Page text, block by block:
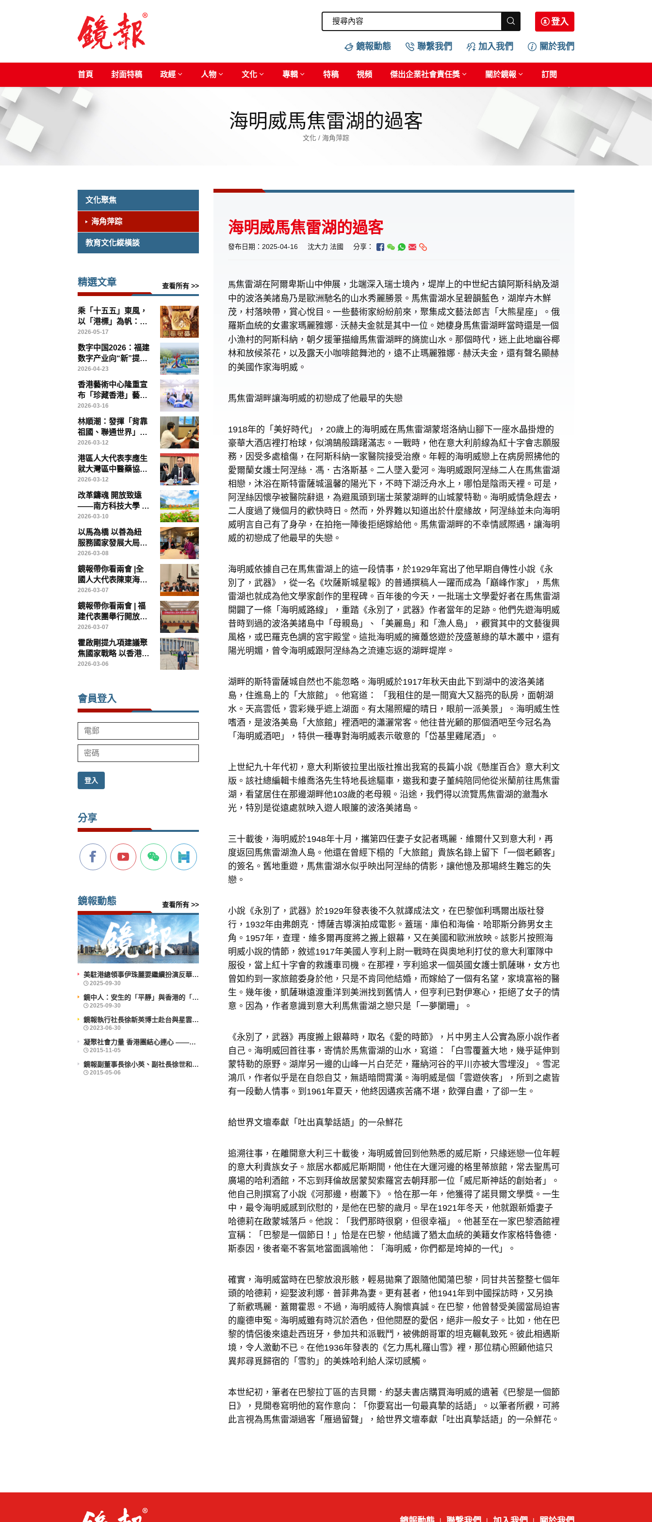
登入
鏡報動態 聯繫我們 加入我們 關於我們
首頁 封面特稿 政經 人物 文化 專輯 特稿 視頻 傑出企業社會責任獎 關於鏡報 訂閱
海明威馬焦雷湖的過客
文化 / 海角萍踪
文化聚焦
海角萍踪
教育文化縱橫談
精選文章 查看所有 >>
乘「十五五」東風，
以「港標」為帆：香
港如何引領中醫藥高
質量出海
2026-05-17
数字中国2026：福建
数字产业向“新”提
“质”——写在第九届
数字中国建设峰会召
开前夕
2026-04-23
香港藝術中心隆重宣
布「珍藏香港」藝術
博覽將於「藝術三
月」盛大登場
2026-03-16
林順潮：發揮「背靠
祖國、聯通世界」優
勢，香港醫療創新、
教育與醫療旅遊大有
可為
2026-03-12
港區人大代表李應生
就大灣區中醫藥協同
發展提出具體建議 倡
成立專責政策委員會
破解制度瓶頸
2026-03-12
改革鑄魂 開放致遠
——南方科技大學 中
國高等教育改革的範
本
2026-03-10
以馬為橋 以善為紐
服務國家發展大局
——香港鏡報專訪全
國政協常委、香港賽
馬會主席廖長江
2026-03-08
鏡報帶你看兩會 |全
國人大代表陳東海：
以台創園為載體，打
造兩岸農業融合發展
示範樣板
2026-03-07
鏡報帶你看兩會 | 福
建代表團舉行開放團
組會議
2026-03-07
霍啟剛提九項建議聚
焦國家戰略 以香港優
勢服務民航發展助力
2026-03-06
會員登入
登入
分享
鏡報動態 查看所有 >>
美駐港總領事伊珠麗要繼續扮演反華鷹派角色？
鏡中人：安生的「平靜」與香港的「前行」
鏡報執行社長徐新英博士赴台與星雲大師會晤
凝聚社會力量 香港團結心連心 ——企業社會責任活力香港成就動力研討會舉辦
鏡報副董事長徐小英、副社長徐世和博士出席義工活動
海明威馬焦雷湖的過客
發布日期：2025-04-16 沈大力 法國 分享：
馬焦雷湖在阿爾卑斯山中伸展，北端深入瑞士境內，堤岸上的中世紀古鎮阿斯科納及湖
中的波洛美諸島乃是歐洲馳名的山水秀麗勝景。馬焦雷湖水呈碧韻藍色，湖岸卉木鮮
茂，村落映帶，賞心悅目。一些藝術家紛紛前來，聚集成文藝法郎吉「大熊星座」。俄
羅斯血統的女畫家瑪麗雅娜 ． 沃赫夫金就是其中一位。她棲身馬焦雷湖畔當時還是一個
小漁村的阿斯科納，朝夕援筆描繪馬焦雷湖畔的旖旎山水。那個時代，迷上此地幽谷椰
林和放候茶花，以及露天小咖啡館舞池的，遠不止瑪麗雅娜 ． 赫沃夫金，還有聲名顯赫
的美國作家海明威。
馬焦雷湖畔讓海明威的初戀成了他最早的失戀
1918年的「美好時代」，20歲上的海明威在馬焦雷湖蒙塔洛納山腳下一座水晶掛燈的
豪華大酒店裡打枱球，似鴻鵠般躊躇滿志。一戰時，他在意大利前線為紅十字會志願服
務，因受多處槍傷，在阿斯科納一家醫院接受治療。年輕的海明威戀上在病房照拂他的
愛爾蘭女護士阿涅絲．馮．古洛斯基。二人墜入愛河。海明威跟阿涅絲二人在馬焦雷湖
相戀，沐浴在斯特雷薩城溫馨的陽光下，不時下湖泛舟水上，哪怕是陰雨天裡。可是，
阿涅絲因懷孕被醫院辭退，為避風頭到瑞士萊蒙湖畔的山城蒙特勒。海明威情急趕去，
二人度過了幾個月的歡快時日。然而，外界難以知道出於什麼緣故，阿涅絲並未向海明
威明言自己有了身孕，在拍拖一陣後拒絕嫁給他。馬焦雷湖畔的不幸情感際遇，讓海明
威的初戀成了他最早的失戀。
海明威依據自己在馬焦雷湖上的這一段情事，於1929年寫出了他早期自傳性小說《永
別了，武器》，從一名《坎薩斯城星報》的普通撰稿人一躍而成為「巔峰作家」，馬焦
雷湖也就成為他文學家創作的里程碑。百年後的今天，一批瑞士文學愛好者在馬焦雷湖
開闢了一條「海明威路線」，重踏《永別了，武器》作者當年的足跡。他們先遊海明威
昔時到過的波洛美諸島中「母親島」、「美麗島」和「漁人島」，觀賞其中的文藝復興
風格，或巴羅克色調的宮宇殿堂。這批海明威的擁躉悠遊於茂盛蔥綠的草木叢中，還有
陽光明媚，曾令海明威跟阿涅絲為之流連忘返的湖畔堤岸。
湖畔的斯特雷薩城自然也不能忽略。海明威於1917年秋天由此下到湖中的波洛美諸
島，住進島上的「大旅館」。他寫道： 「我租住的是一間寬大又豁亮的臥房，面朝湖
水。天高雲低，雲彩幾乎遮上湖面。有太陽照耀的晴日，眼前一派美景」。海明威生性
嗜酒，是波洛美島「大旅館」裡酒吧的瀟灑常客。他往昔光顧的那個酒吧至今冠名為
「海明威酒吧」，特供一種專對海明威表示敬意的「岱基里雞尾酒」。
上世紀九十年代初，意大利斯彼拉里出版社推出我寫的長篇小說《懸崖百合》意大利文
版。該社總編輯卡維喬洛先生特地長途驅車，邀我和妻子董純陪同他從米蘭前往馬焦雷
湖，看望居住在那邊湖畔他103歲的老母親。沿途，我們得以流覽馬焦雷湖的瀲灩水
光，特別是從遠處就映入遊人眼簾的波洛美諸島。
三十載後，海明威於1948年十月，攜第四任妻子女記者瑪麗．維爾什又到意大利，再
度返回馬焦雷湖漁人島。他還在曾經下榻的「大旅館」貴族名錄上留下「一個老顧客」
的簽名。舊地重遊，馬焦雷湖水似乎映出阿涅絲的倩影，讓他憶及那場終生難忘的失
戀。
小說《永別了，武器》於1929年發表後不久就譯成法文，在巴黎伽利瑪爾出版社發
行，1932年由弗朗克．博薩吉導演拍成電影。蓋瑞．庫伯和海倫．哈耶斯分飾男女主
角。1957年，查理．維多爾再度將之搬上銀幕，又在美國和歐洲放映。該影片按照海
明威小說的情節，敘述1917年美國人亨利上尉一戰時在與奧地利打仗的意大利軍隊中
服役，當上紅十字會的救護車司機。在那裡，亨利追求一個英國女護士凱薩琳，女方也
曾如約到一家旅館委身於他，只是不肯同他結婚，而嫁給了一個有名望，家境富裕的醫
生。幾年後，凱薩琳遠渡重洋到美洲找到舊情人，但亨利已對伊寒心，拒絕了女子的情
意。因為，作者意識到意大利馬焦雷湖之戀只是「一夢闌珊」。
《永別了，武器》再度搬上銀幕時，取名《愛的時節》，片中男主人公實為原小說作者
自己。海明威回首往事，寄情於馬焦雷湖的山水，寫道：「白雪覆蓋大地，幾乎延伸到
蒙特勒的原野。湖岸另一邊的山峰一片白茫茫，羅納河谷的平川亦被大雪埋沒」。雪泥
鴻爪，作者似乎是在自怨自艾，無語暗問霄漢。海明威是個「雲遊俠客」，所到之處皆
有一段動人情事。到1961年夏天，他終因遘疾苦痛不堪，飲彈自盡，了卻一生。
給世界文壇奉獻「吐出真摯話語」的一朵鮮花
追溯往事，在離開意大利三十載後，海明威曾回到他熟悉的威尼斯，只緣迷戀一位年輕
的意大利貴族女子。旅居水都威尼斯期間，他住在大運河邊的格里蒂旅館，常去聖馬可
廣場的哈利酒館，不忘到拜倫故居蒙契索羅宮去朝拜那一位「威尼斯神話的創始者」。
他自己則撰寫了小說《河那邊，樹叢下》。恰在那一年，他獲得了諾貝爾文學獎。一生
中，最令海明威感到欣慰的，是他在巴黎的歲月。早在1921年冬天，他就跟新婚妻子
哈德莉在啟蒙城落戶。他說：「我們那時很窮，但很幸福」。他甚至在一家巴黎酒館裡
宣稱：「巴黎是一個節日！」恰是在巴黎，他結識了猶太血統的美籍女作家格特魯德．
斯泰因，後者毫不客氣地當面諷喻他：「海明威，你們都是垮掉的一代」。
確實，海明威當時在巴黎放浪形骸，輕易拋棄了跟隨他闖蕩巴黎，同甘共苦整整七個年
頭的哈德莉，迎娶波利娜．普菲弗為妻。更有甚者，他1941年到中國採訪時，又另換
了新歡瑪麗．蓋爾霍恩。不過，海明威待人胸懷真誠。在巴黎，他曾替受美國當局迫害
的龐德申冤。海明威雖有時沉於酒色，但他閱歷的愛侶，絕非一般女子。比如，他在巴
黎的情侶後來遠赴西班牙，參加共和派戰鬥，被佛朗哥軍的坦克輾軋致死。彼此相遇斯
境，令人激動不已。在他1936年發表的《乞力馬札羅山雪》裡，那位精心照顧他這只
異邦尋覓歸宿的「雪豹」的美姝哈利給人深切感觸。
本世紀初，筆者在巴黎拉丁區的吉貝爾．約瑟夫書店購買海明威的遺著《巴黎是一個節
日》，見開卷寫明他的寫作意向：「你要寫出一句最真摯的話語」。以筆者所觀，可將
此言視為馬焦雷湖過客「雁過留聲」，給世界文壇奉獻「吐出真摯話語」的一朵鮮花。